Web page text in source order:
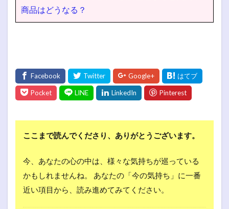
商品はどうなる？
ここまで読んでくださり、ありがとうございます。
今、あなたの心の中は、様々な気持ちが巡っている
かもしれませんね。 あなたの「今の気持ち」に一番
近い項目から、読み進めてみてください。